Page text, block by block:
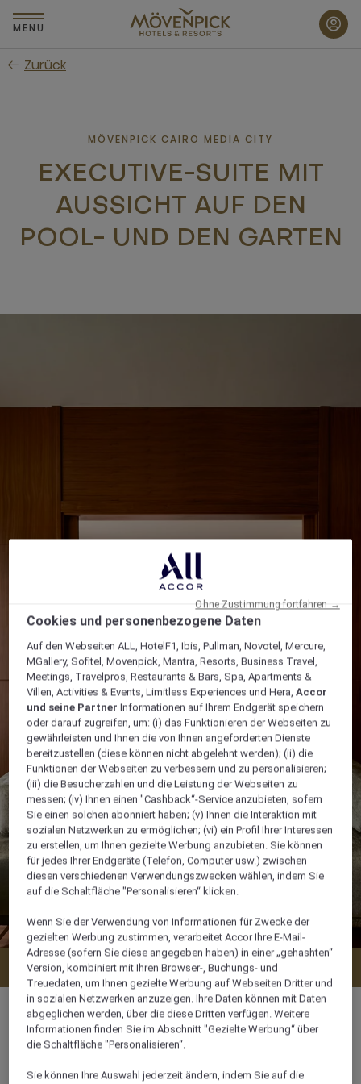
Zum
Hauptinhalt
MENU
Zurück
MÖVENPICK CAIRO MEDIA CITY
EXECUTIVE-SUITE MIT
AUSSICHT AUF DEN
POOL- UND DEN GARTEN
Verfügbarkeit anzeigen
Cookies und personenbezogene Daten
Auf den Webseiten ALL, HotelF1, Ibis, Pullman, Novotel, Mercure,
MGallery, Sofitel, Movenpick, Mantra, Resorts, Business Travel,
Meetings, Travelpros, Restaurants & Bars, Spa, Apartments &
Villen, Activities & Events, Limitless Experiences und Hera,Accor
und seine Partner Informationen auf Ihrem Endgerät speichern
oder darauf zugreifen, um: (i) das Funktionieren der Webseiten zu
gewährleisten und Ihnen die von Ihnen angeforderten Dienste
bereitzustellen (diese können nicht abgelehnt werden); (ii) die
Funktionen der Webseiten zu verbessern und zu personalisieren;
(iii) die Besucherzahlen und die Leistung der Webseiten zu
messen; (iv) Ihnen einen "Cashback“-Service anzubieten, sofern
Sie einen solchen abonniert haben; (v) Ihnen die Interaktion mit
sozialen Netzwerken zu ermöglichen; (vi) ein Profil Ihrer Interessen
zu erstellen, um Ihnen gezielte Werbung anzubieten. Sie können
für jedes Ihrer Endgeräte (Telefon, Computer usw.) zwischen
diesen verschiedenen Verwendungszwecken wählen, indem Sie
auf die Schaltfläche "Personalisieren“ klicken.
Wenn Sie der Verwendung von Informationen für Zwecke der
gezielten Werbung zustimmen, verarbeitet Accor Ihre E-Mail-
Adresse (sofern Sie diese angegeben haben) in einer „gehashten“
Version, kombiniert mit Ihren Browser-, Buchungs- und
Treuedaten, um Ihnen gezielte Werbung auf Webseiten Dritter und
in sozialen Netzwerken anzuzeigen. Ihre Daten können mit Daten
abgeglichen werden, über die diese Dritten verfügen. Weitere
Informationen finden Sie im Abschnitt "Gezielte Werbung“ über
die Schaltfläche "Personalisieren“.
Sie können Ihre Auswahl jederzeit ändern, indem Sie auf die
Ohne Zustimmung fortfahren →